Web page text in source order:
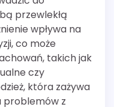
przewlekłą
wpływa na
co może
takich jak
czy
która zażywa
problemów z